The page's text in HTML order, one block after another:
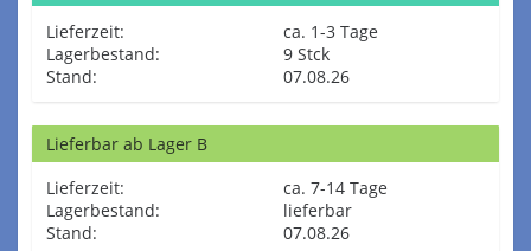
Lieferzeit:
ca. 1-3 Tage
Lagerbestand:
9 Stck
Stand:
07.08.26
Lieferbar ab Lager B
Lieferzeit:
ca. 7-14 Tage
Lagerbestand:
lieferbar
Stand:
07.08.26